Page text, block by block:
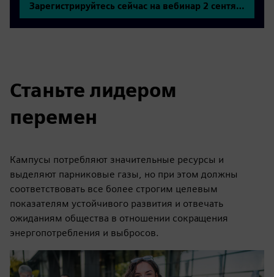
Зарегистрируйтесь сейчас на вебинар 2 сентября.
Станьте лидером
перемен
Кампусы потребляют значительные ресурсы и
выделяют парниковые газы, но при этом должны
соответствовать все более строгим целевым
показателям устойчивого развития и отвечать
ожиданиям общества в отношении сокращения
энергопотребления и выбросов.